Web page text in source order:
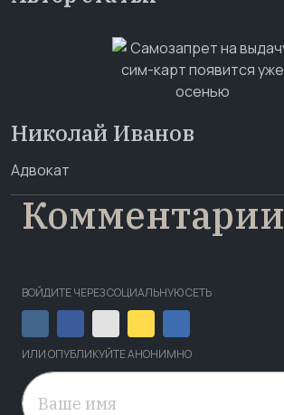
Николай Иванов
Адвокат
Комментарии
ВОЙДИТЕ ЧЕРЕЗ СОЦИАЛЬНУЮ СЕТЬ
ИЛИ ОПУБЛИКУЙТЕ АНОНИМНО